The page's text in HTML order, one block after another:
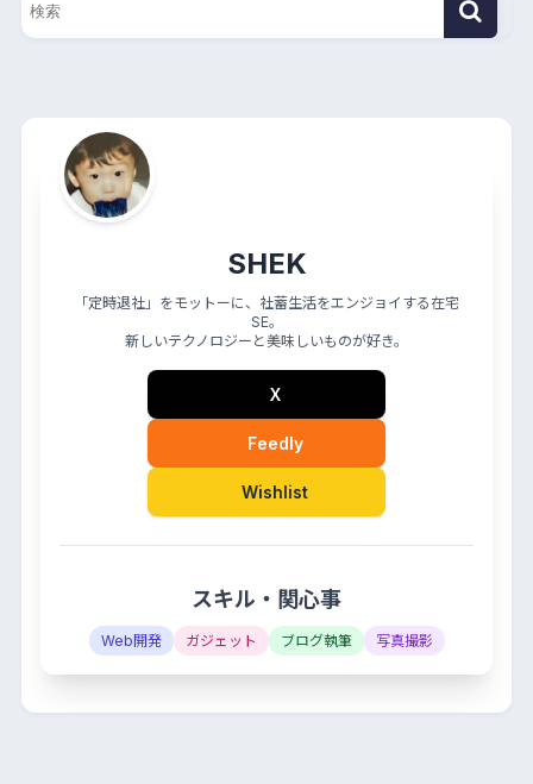
SHEK
「定時退社」をモットーに、社蓄生活をエンジョイする在宅
SE。
新しいテクノロジーと美味しいものが好き。
X
Feedly
Wishlist
スキル・関心事
Web開発 ガジェット ブログ執筆 写真撮影